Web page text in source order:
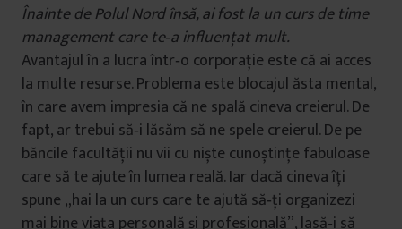
Înainte de Polul Nord însă, ai fost la un curs de time
management care te‑a influențat mult.
Avantajul în a lucra într‑o corporație este că ai acces
la multe resurse. Problema este blocajul ăsta mental,
în care avem impresia că ne spală cineva creierul. De
fapt, ar trebui să‑i lăsăm să ne spele creierul. De pe
băncile facultății nu vii cu niște cunoștințe fabuloase
care să te ajute în lumea reală. Iar dacă cineva îți
spune „hai la un curs care te ajută să‑ți organizezi
mai bine viața personală și profesională”, lasă‑i să